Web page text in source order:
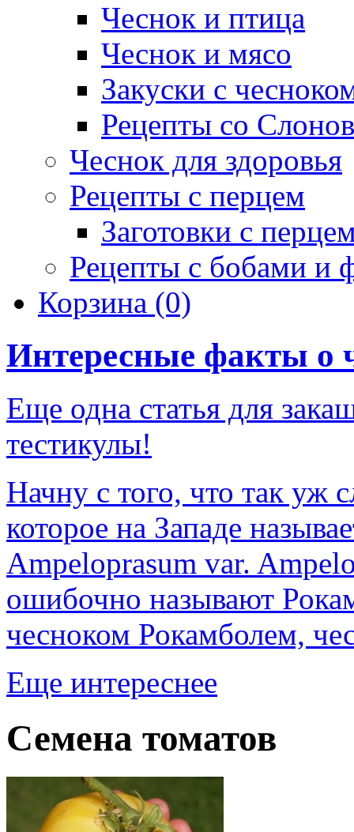
Чеснок и птица
Чеснок и мясо
Закуски с
Рецепты со
Чеснок для здоровья
Рецепты с перцем
Заготовки с
Рецепты с бобами и
Корзина (0)
Интересные факты о
Еще одна статья для
тестикулы!
Начну с того, что так уж
которое на Западе
Ampeloprasum var.
ошибочно называют
чесноком Рокамболем,
Еще интереснее
Семена томатов